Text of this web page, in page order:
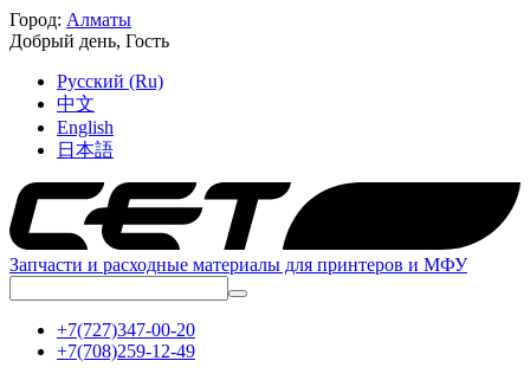
Город: Алматы
Добрый день, Гость
Русский (Ru)
中文
English
日本語
Запчасти и расходные материалы для принтеров и МФУ
+7(727)347-00-20
+7(708)259-12-49